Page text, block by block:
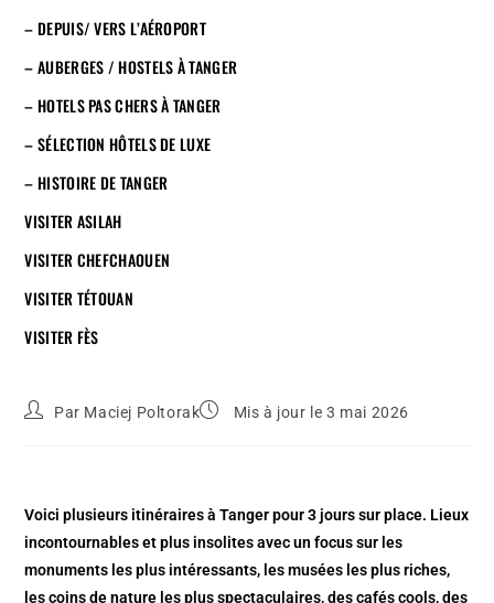
– DEPUIS/ VERS L’AÉROPORT
– AUBERGES / HOSTELS À TANGER
– HOTELS PAS CHERS À TANGER
– SÉLECTION HÔTELS DE LUXE
– HISTOIRE DE TANGER
VISITER ASILAH
VISITER CHEFCHAOUEN
VISITER TÉTOUAN
VISITER FÈS
Par Maciej Poltorak Mis à jour le 3 mai 2026
Voici plusieurs itinéraires à Tanger pour 3 jours sur place. Lieux
incontournables et plus insolites avec un focus sur les
monuments les plus intéressants, les musées les plus riches,
les coins de nature les plus spectaculaires, des cafés cools, des